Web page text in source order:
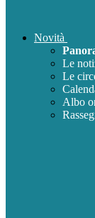
Novità
Le
Le
Albo